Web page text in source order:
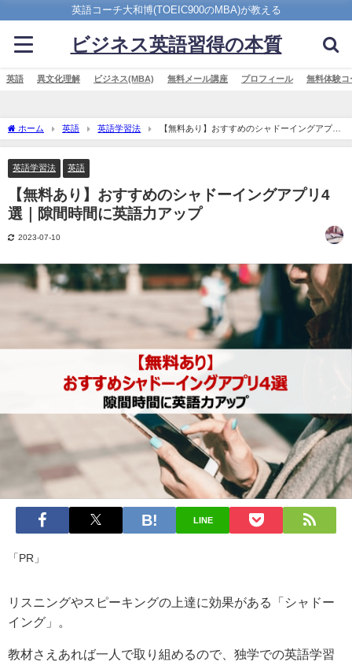
英語コーチ大和博(TOEIC900のMBA)が教える
ビジネス英語習得の本質
英語 異文化理解 ビジネス(MBA) 無料メール講座 プロフィール 無料体験コ
ホーム 英語 英語学習法
【無料あり】おすすめのシャドーイングアプリ
4選｜隙間時間に英語力アップ
英語学習法 英語
【無料あり】おすすめのシャドーイングアプリ4
選｜隙間時間に英語力アップ
2023-07-10
LINE
「PR」
リスニングやスピーキングの上達に効果がある「シャドー
イング」。
教材さえあれば一人で取り組めるので、独学での英語学習